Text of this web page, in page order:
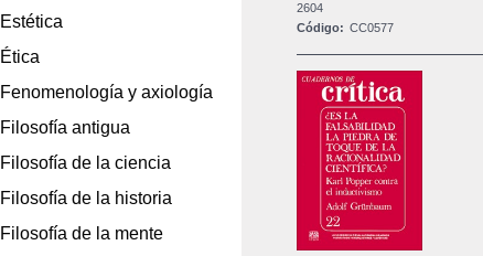
2604
Código: CC0577
Estética
Ética
Fenomenología y axiología
Filosofía antigua
Filosofía de la ciencia
Filosofía de la historia
Filosofía de la mente